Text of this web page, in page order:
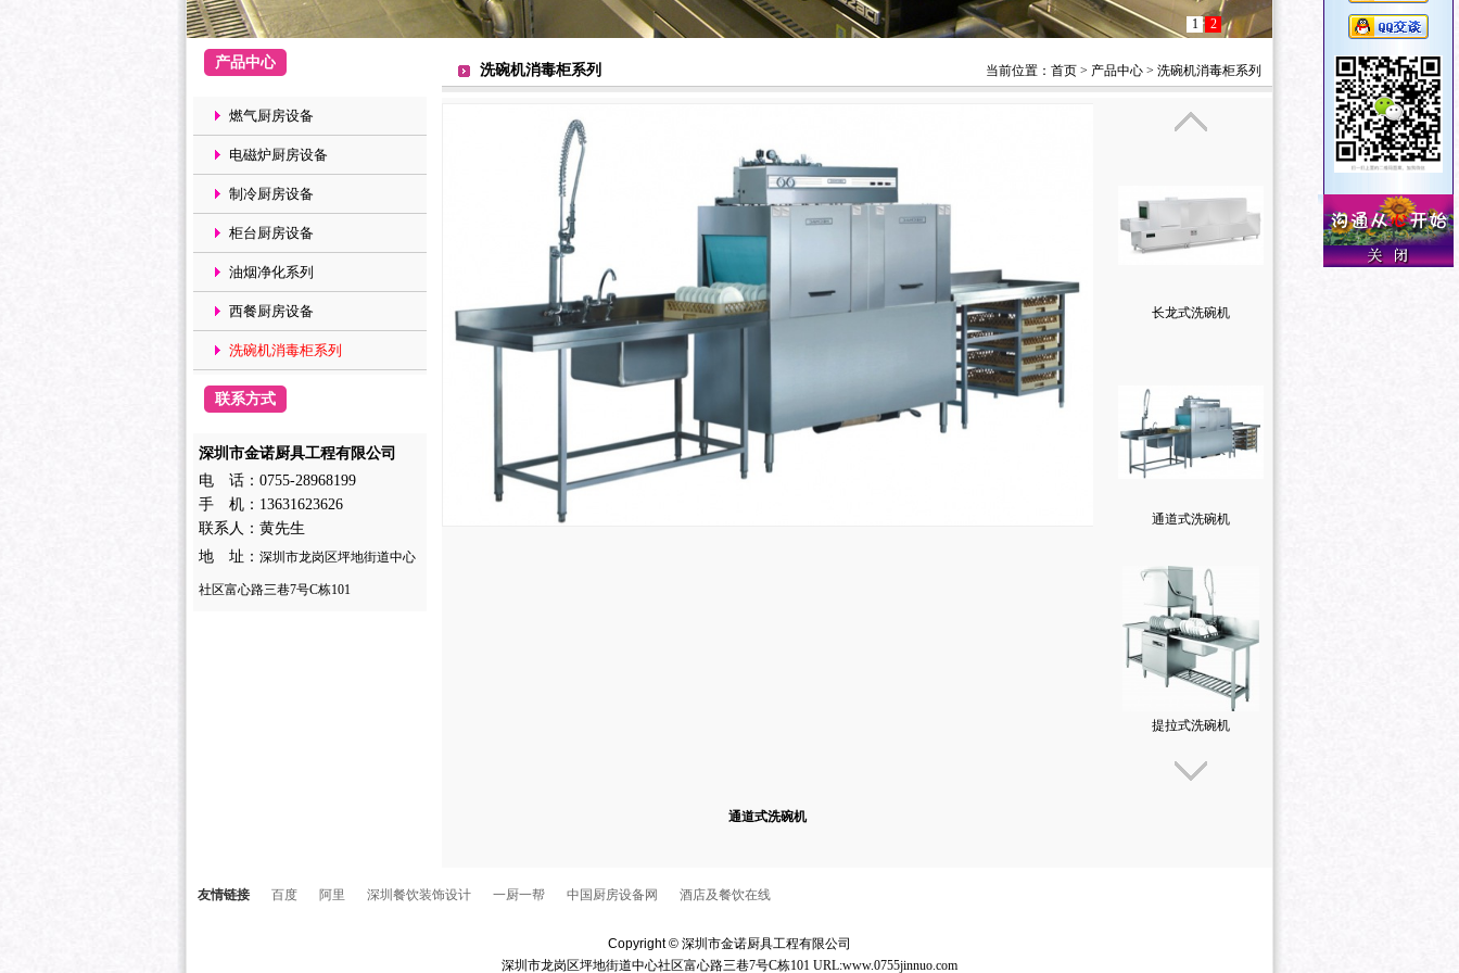
1 2
产品中心
燃气厨房设备
电磁炉厨房设备
制冷厨房设备
柜台厨房设备
油烟净化系列
西餐厨房设备
洗碗机消毒柜系列
联系方式
深圳市金诺厨具工程有限公司
电 话：0755-28968199
手 机：13631623626
联系人：黄先生
地 址： 深圳市龙岗区坪地街道中心
社区富心路三巷7号C栋101
洗碗机消毒柜系列 当前位置： 首页 > 产品中心 > 洗碗机消毒柜系列
长龙式洗碗机
通道式洗碗机
提拉式洗碗机
通道式洗碗机
友情链接 百度 阿里 深圳餐饮装饰设计 一厨一帮 中国厨房设备网 酒店及餐饮在线
Copyright © 深圳市金诺厨具工程有限公司
深圳市龙岗区坪地街道中心社区富心路三巷7号C栋101 URL:www.0755jinnuo.com